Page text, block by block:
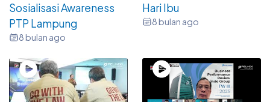
Sosialisasi Awareness
PTP Lampung
8 bulan ago
Hari Ibu
8 bulan ago